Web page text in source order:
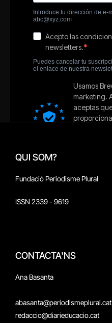
QUI SOM?
Fundació Periodisme Plural
ISSN 2339 - 9619
CONTACTA'NS
Ana Basanta
abasanta@periodismeplural.cat
redaccio@diarieducacio.cat